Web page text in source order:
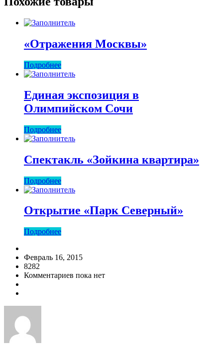
«Отражения Москвы»
Подробнее
Единая экспозиция в
Олимпийском Сочи
Подробнее
Спектакль «Зойкина квартира»
Подробнее
Открытие «Парк Северный»
Подробнее
Февраль 16, 2015
8282
Комментариев пока нет